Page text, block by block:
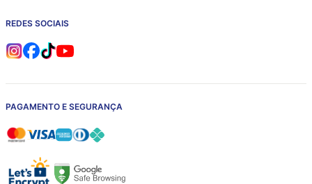
REDES SOCIAIS
PAGAMENTO E SEGURANÇA